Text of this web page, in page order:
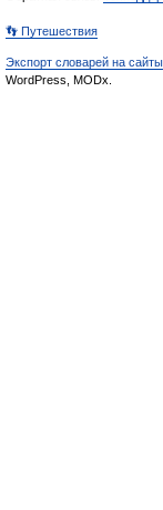
👣 Путешествия
Экспорт словарей на сайты
WordPress, MODx.